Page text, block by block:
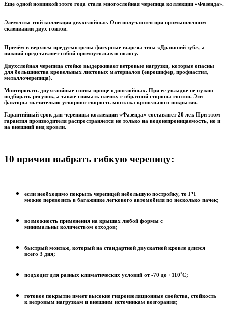
Еще одной новинкой этого года стала многослойная черепица коллекции «Фазенда».
Элементы этой коллекции двухслойные. Они получаются при промышленном
склеивании двух гонтов.
Причём в верхнем предусмотрены фигурные вырезы типа «Драконий зуб», а
нижний представляет собой прямоугольную полосу.
Двухслойная черепица стойко выдерживает ветровые нагрузки, которые опасны
для большинства кровельных листовых материалов (еврошифер, профнастил,
металлочерепица).
Монтировать двухслойные гонты проще однослойных. При ее укладке не нужно
подбирать рисунок, а также снимать пленку с обратной стороны гонтов. Эти
факторы значительно ускоряют скорость монтажа кровельного покрытия.
Гарантийный срок для черепицы коллекции «Фазенда» составляет 20 лет. При этом
гарантия производителя распространяется не только на водонепроницаемость, но и
на внешний вид кровли.
10 причин выбрать гибкую черепицу:
если необходимо покрыть черепицей небольшую постройку, то ГЧ
можно перевозить в багажнике легкового автомобиля по несколько пачек;
возможность применения на крышах любой формы с
минимальны количеством отходов;
быстрый монтаж, который на стандартной двускатной кровле длится
всего 3 дня;
подходит для разных климатических условий от -70 до +110˚С;
готовое покрытие имеет высокие гидроизоляционные свойства, стойкость
к ветровым нагрузкам и внешним источникам возгорания;